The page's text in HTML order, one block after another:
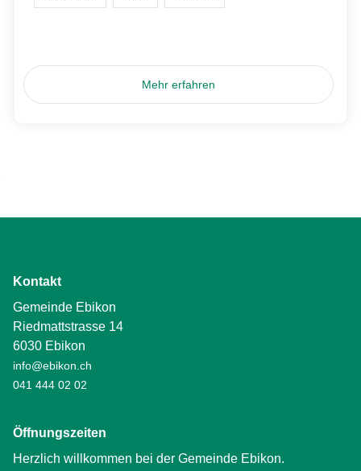
Mehr erfahren
Kontakt
Gemeinde Ebikon
Riedmattstrasse 14
6030 Ebikon
info@ebikon.ch
041 444 02 02
Öffnungszeiten
Herzlich willkommen bei der Gemeinde Ebikon.